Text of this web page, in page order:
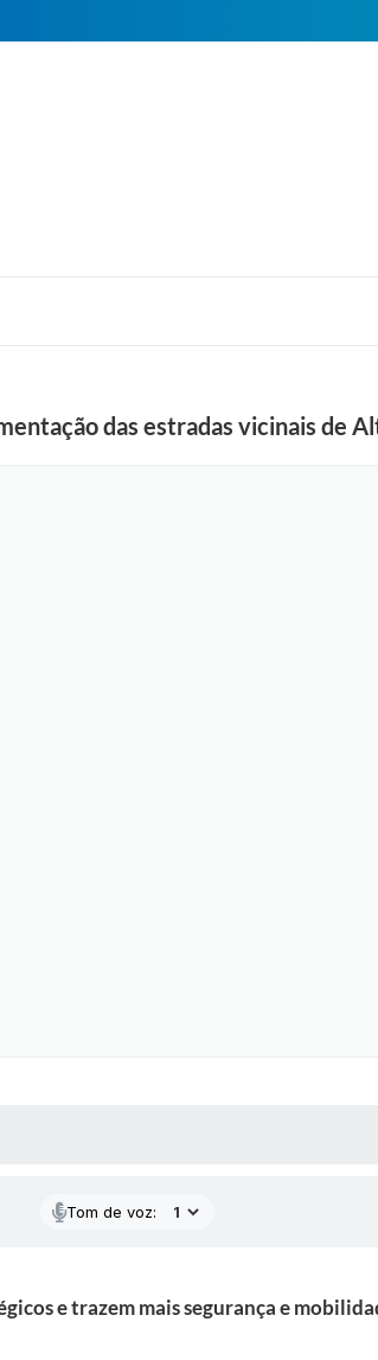
das estradas vicinais de
Tom de voz:
e trazem mais segurança e